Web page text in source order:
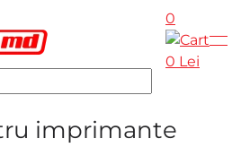
0
0 Lei
imprimante